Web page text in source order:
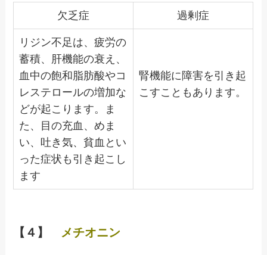
欠乏症 過剰症
リジン不足は、疲労の
蓄積、肝機能の衰え、
血中の飽和脂肪酸やコ
レステロールの増加な
どが起こります。ま
た、目の充血、めま
い、吐き気、貧血とい
った症状も引き起こし
ます
腎機能に障害を引き起
こすこともあります。
【４】 メチオニン